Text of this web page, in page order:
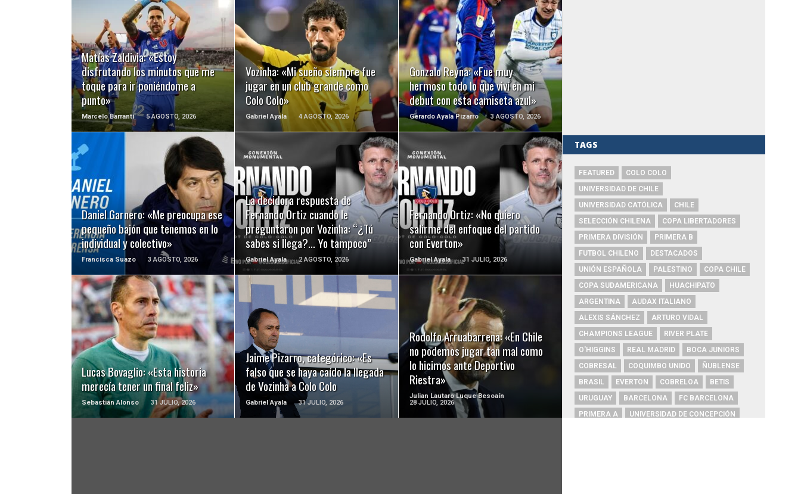
Matías Zaldivia: «Estoy
disfrutando los minutos que me
toque para ir poniéndome a
punto»
Marcelo Barranti 5 AGOSTO, 2026
LEER MÁS
Vozinha: «Mi sueño siempre fue
jugar en un club grande como
Colo Colo»
Gabriel Ayala 4 AGOSTO, 2026
LEER MÁS
Gonzalo Reyna: «Fue muy
hermoso todo lo que viví en mi
debut con esta camiseta azul»
Gerardo Ayala Pizarro 3 AGOSTO, 2026
LEER MÁS
Daniel Garnero: «Me preocupa ese
pequeño bajón que tenemos en lo
individual y colectivo»
Francisca Suazo 3 AGOSTO, 2026
LEER MÁS
La decidora respuesta de
Fernando Ortiz cuando le
preguntaron por Vozinha: “¿Tú
sabes si llega?… Yo tampoco”
Gabriel Ayala 2 AGOSTO, 2026
LEER MÁS
Fernando Ortiz: «No quiero
salirme del enfoque del partido
con Everton»
Gabriel Ayala 31 JULIO, 2026
LEER MÁS
Lucas Bovaglio: «Esta historia
merecía tener un final feliz»
Sebastián Alonso 31 JULIO, 2026
LEER MÁS
Jaime Pizarro, categórico: «Es
falso que se haya caído la llegada
de Vozinha a Colo Colo
Gabriel Ayala 31 JULIO, 2026
LEER MÁS
Rodolfo Arruabarrena: «En Chile
no podemos jugar tan mal como
lo hicimos ante Deportivo
Riestra»
Julian Lautaro Luque Besoaín
28 JULIO, 2026
LEER MÁS
TAGS
FEATURED
COLO COLO
UNIVERSIDAD DE CHILE
UNIVERSIDAD CATÓLICA
CHILE
SELECCIÓN CHILENA
COPA LIBERTADORES
PRIMERA DIVISIÓN
PRIMERA B
FUTBOL CHILENO
DESTACADOS
UNIÓN ESPAÑOLA
PALESTINO
COPA CHILE
COPA SUDAMERICANA
HUACHIPATO
ARGENTINA
AUDAX ITALIANO
ALEXIS SÁNCHEZ
ARTURO VIDAL
CHAMPIONS LEAGUE
RIVER PLATE
O'HIGGINS
REAL MADRID
BOCA JUNIORS
COBRESAL
COQUIMBO UNIDO
ÑUBLENSE
BRASIL
EVERTON COBRELOA
BETIS
URUGUAY
BARCELONA
FC BARCELONA
PRIMERA A
UNIVERSIDAD DE CONCEPCIÓN